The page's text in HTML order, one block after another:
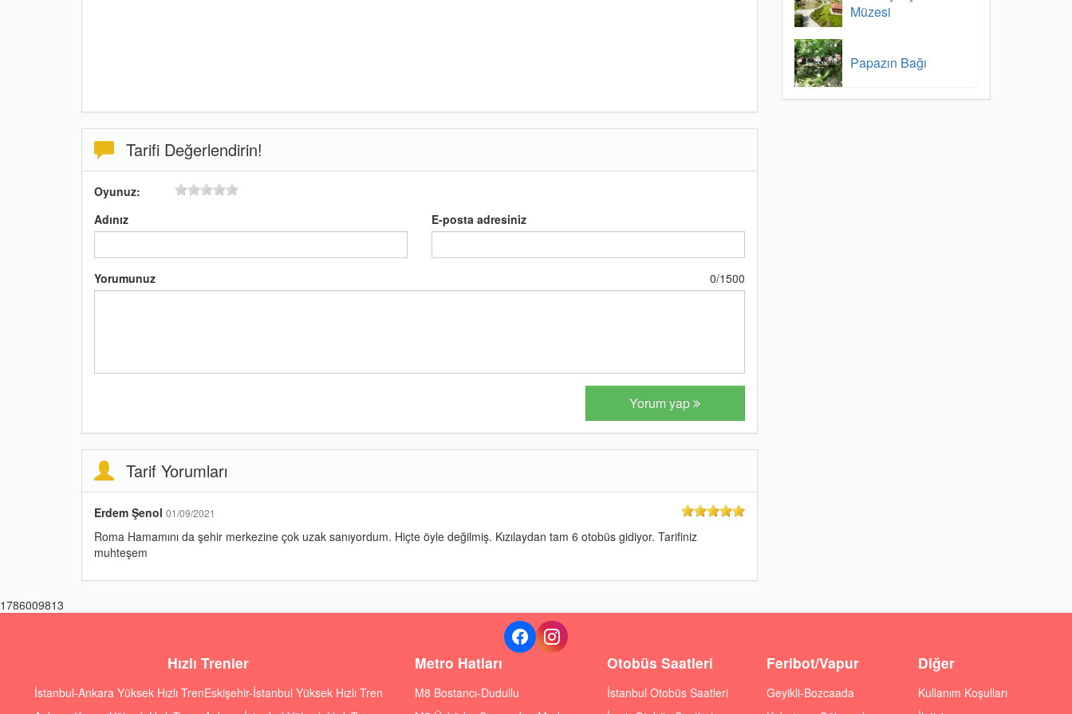
Tarifi Değerlendirin!
Oyunuz:
Adınız
E-posta adresiniz
Yorumunuz 0/1500
Yorum yap
Tarif Yorumları
Erdem Şenol 01/09/2021
Roma Hamamını da şehir merkezine çok uzak sanıyordum. Hiçte öyle değilmiş. Kızılaydan tam 6 otobüs gidiyor. Tarifiniz
muhteşem
Müzesi
Papazın Bağı
1786009813
Hızlı Trenler
İstanbul-Ankara Yüksek Hızlı TrenEskişehir-İstanbul Yüksek Hızlı Tren
Metro Hatları
M8 Bostancı-Dudullu
Otobüs Saatleri
İstanbul Otobüs Saatleri
Feribot/Vapur
Geyikli-Bozcaada
Diğer
Kullanım Koşulları